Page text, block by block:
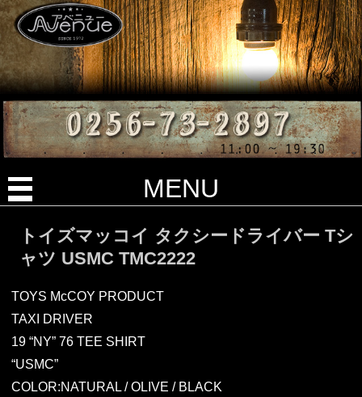
MENU
トイズマッコイ タクシードライバー Tシ
ャツ USMC TMC2222
TOYS McCOY PRODUCT
TAXI DRIVER
19 “NY” 76 TEE SHIRT
“USMC”
COLOR:NATURAL / OLIVE / BLACK